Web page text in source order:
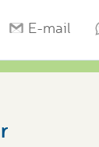
E-mail